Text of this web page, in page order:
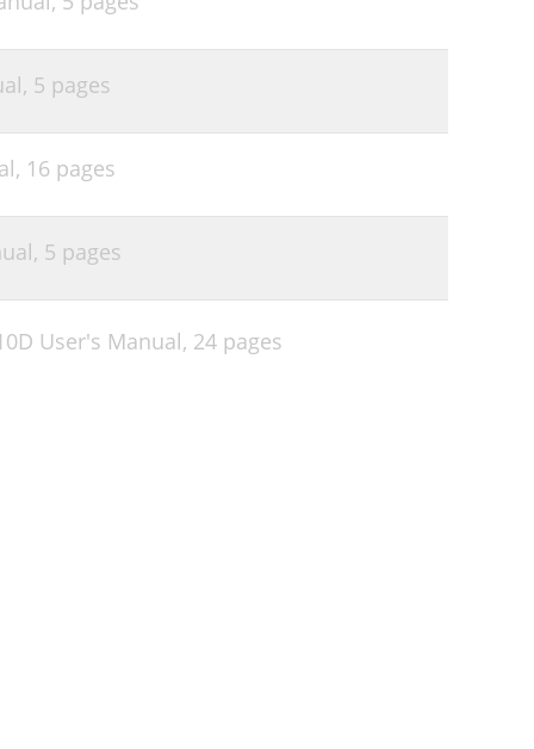
5 pages
16 pages
5 pages
User's Manual, 24 pages